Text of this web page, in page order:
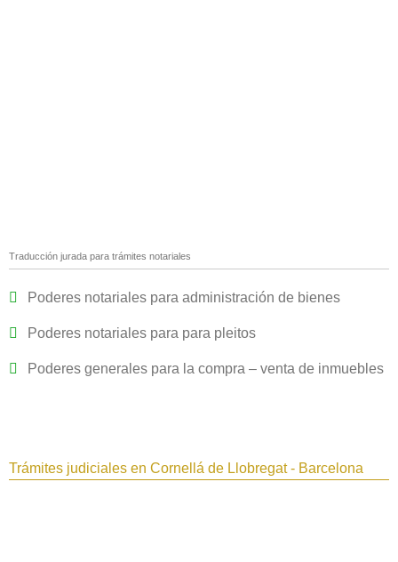
Traducción jurada para trámites notariales
Poderes notariales para administración de bienes
Poderes notariales para para pleitos
Poderes generales para la compra – venta de inmuebles
Trámites judiciales en Cornellá de Llobregat - Barcelona